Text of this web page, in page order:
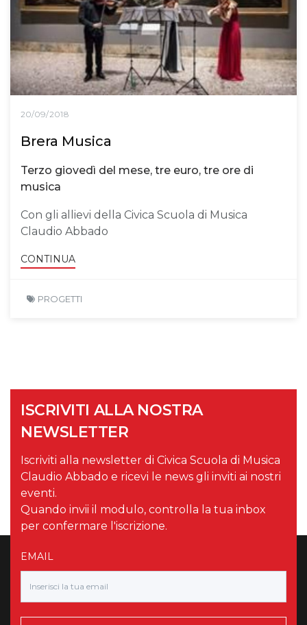
20/09/2018
Brera Musica
Terzo giovedì del mese, tre euro, tre ore di
musica
Con gli allievi della Civica Scuola di Musica
Claudio Abbado
CONTINUA
PROGETTI
ISCRIVITI ALLA NOSTRA
NEWSLETTER
Iscriviti alla newsletter di Civica Scuola di Musica
Claudio Abbado e ricevi le news gli inviti ai nostri
eventi.
Quando invii il modulo, controlla la tua inbox
per confermare l'iscrizione.
EMAIL